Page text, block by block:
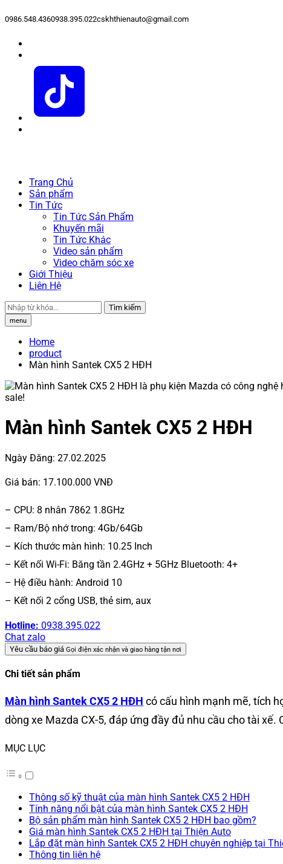
0986.548.4360938.395.022cskhthienauto@gmail.com
Trang Chủ
Sản phẩm
Tin Tức
Tin Tức Sản Phẩm
Khuyến mãi
Tin Tức Khác
Video sản phẩm
Video chăm sóc xe
Giới Thiệu
Liên Hệ
Tìm kiếm
menu
Home
product
Màn hình Santek CX5 2 HĐH
sale!
Màn hình Santek CX5 2 HĐH
Ngày Đăng: 27.02.2025
Giá bán: 17.100.000 VNĐ
– CPU: 8 nhân 7862 1.8GHz
– Ram/Bộ nhớ trong: 4Gb/64Gb
– Kích thước màn hình: 10.25 Inch
– Kết nối Wi-Fi: Băng tần 2.4GHz + 5GHz Bluetooth: 4+
– Hệ điều hành: Android 10
– Kết nối 2 cổng USB, thẻ sim, aux
Hotline: 0938.395.022
Chat zalo
Yêu cầu báo giá Gọi điện xác nhận và giao hàng tận nơi
Chi tiết sản phẩm
Màn hình Santek CX5 2 HĐH có cấu hình mạnh mẽ, tích
dòng xe Mazda CX-5, đáp ứng đầy đủ nhu cầu cho tài
MỤC LỤC
Thông số kỹ thuật của màn hình Santek CX5 2 HĐH
Tính năng nổi bật của màn hình Santek CX5 2 HĐH
Bộ sản phẩm màn hình Santek CX5 2 HĐH bao gồm?
Giá màn hình Santek CX5 2 HĐH tại Thiện Auto
Lắp đặt màn hình Santek CX5 2 HĐH chuyên nghiệp tại
Thông tin liên hệ